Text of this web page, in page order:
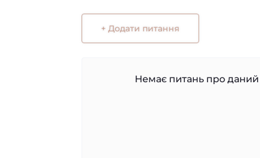
+ Додати питання
Немає питань про даний